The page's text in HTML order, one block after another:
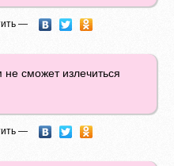
—
не сможет излечиться
—